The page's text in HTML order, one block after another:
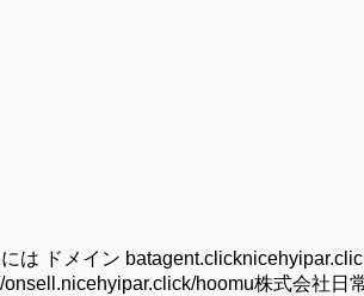
ドメイン
hoomu株式会社